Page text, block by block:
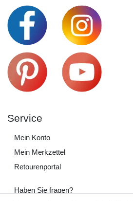
Service
Mein Konto
Mein Merkzettel
Retourenportal
Haben Sie fragen?